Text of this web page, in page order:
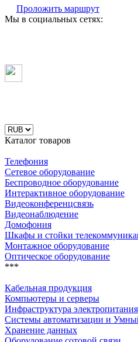
Проложить маршрут
Мы в социальных сетях:
Каталог товаров
Телефония
Сетевое оборудование
Беспроводное оборудование
Интерактивное оборудование
Видеоконференцсвязь
Видеонаблюдение
Домофония
Шкафы и стойки
Монтажное оборудование
Оптическое оборудование
***
Кабельная продукция
Компьютеры и серверы
Инфраструктура электропитания
Системы автоматизации и
Хранение данных